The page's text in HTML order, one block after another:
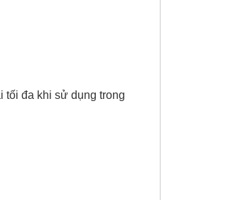
tối đa khi sử dụng trong